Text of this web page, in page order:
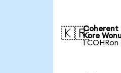
🇰🇷Coherent
Kore
1